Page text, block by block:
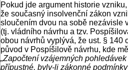
Pokud jde argument historie
že současný insolvenční zákon
sloučením dvou na sobě nezávisle
(tj. vládního návrhu a tzv.
obou návrhů vyplývá, že ust. § 140
původ v Pospíšilově návrhu, kde
„Započtení vzájemných
přípustné, byly-li zákonné